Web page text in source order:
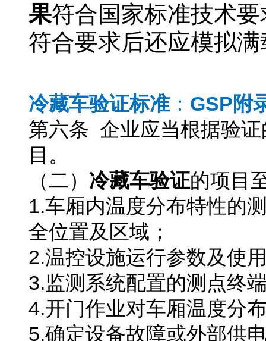
果符合国家标准技术
符合要求后还应模拟
冷藏车验证标准 ： GSP附
第六条 企业应当根据验
目。
（二） 冷藏车验证的项目
1.车厢内温度分布特性的
全位置及区域；
2.温控设施运行参数及使
3.监测系统配置的测点终
4.开门作业对车厢温度分
5.确定设备故障或外部供